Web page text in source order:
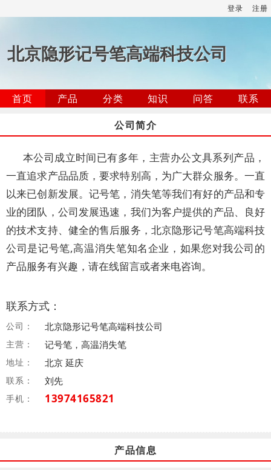
登录 注册
北京隐形记号笔高端科技公司
首页 产品 分类 知识 问答
联系
公司简介
本公司成立时间已有多年，主营办公文具系列产品，
一直追求产品品质，要求特别高，为广大群众服务。一直
以来已创新发展。记号笔，消失笔等我们有好的产品和专
业的团队，公司发展迅速，我们为客户提供的产品、良好
的技术支持、健全的售后服务，北京隐形记号笔高端科技
公司是记号笔,高温消失笔知名企业，如果您对我公司的
产品服务有兴趣，请在线留言或者来电咨询。
联系方式：
公司： 北京隐形记号笔高端科技公司
主营： 记号笔，高温消失笔
地址： 北京 延庆
联系： 刘先
手机： 13974165821
产品信息